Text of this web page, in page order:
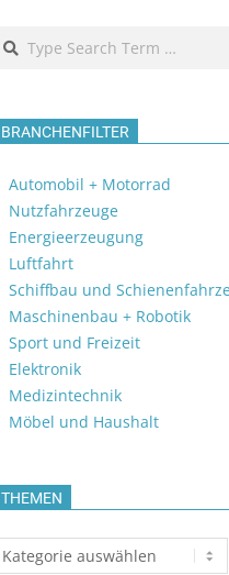
Search
BRANCHENFILTER
Automobil + Motorrad
Nutzfahrzeuge
Energieerzeugung
Luftfahrt
Schiffbau und
Maschinenbau + Robotik
Sport und Freizeit
Elektronik
Medizintechnik
Möbel und Haushalt
THEMEN
Themen